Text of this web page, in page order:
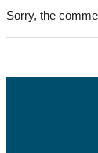
Sorry, the